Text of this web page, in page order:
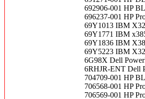
692906-001 HP
696237-001 HP
69Y1013 IBM
69Y1771 IBM
69Y1836 IBM
69Y5223 IBM
6G98X Dell
6RHJR-ENT Dell
704709-001 HP
706568-001 HP
706569-001 HP